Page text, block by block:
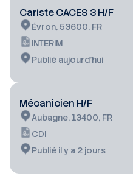
Cariste CACES 3 H/F
Évron, 53600, FR
INTERIM
Publié aujourd’hui
Mécanicien H/F
Aubagne, 13400, FR
CDI
Publié il y a 2 jours